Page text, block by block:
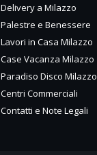
Delivery a Milazzo
Palestre e Benessere
Lavori in Casa Milazzo
Case Vacanza Milazzo
Paradiso Disco Milazzo
Centri Commerciali
Contatti e Note Legali